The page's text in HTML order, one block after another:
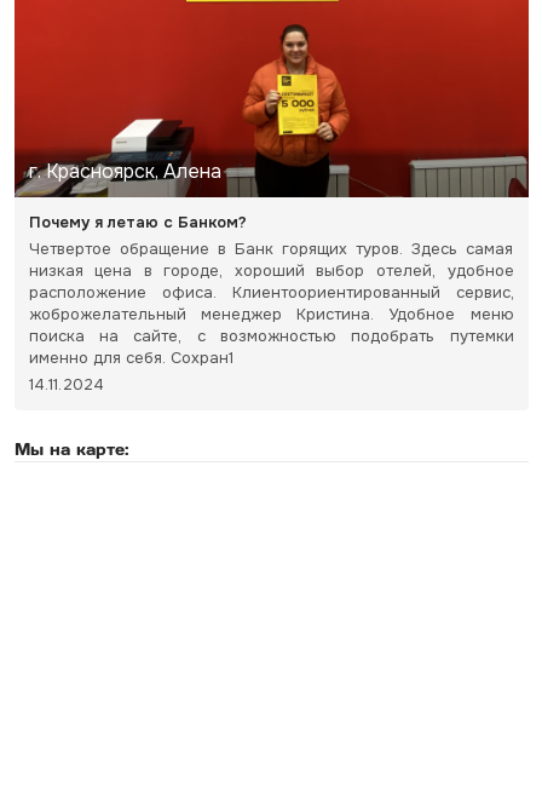
г. Красноярск, Алена
Почему я летаю с Банком?
Четвертое обращение в Банк горящих туров. Здесь самая
низкая цена в городе, хороший выбор отелей, удобное
расположение офиса. Клиентоориентированный сервис,
жоброжелательный менеджер Кристина. Удобное меню
поиска на сайте, с возможностью подобрать путемки
именно для себя. Сохран1
14.11.2024
Мы на карте: